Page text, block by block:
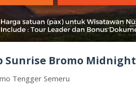
Sunrise Bromo Midnight
Tengger Semeru